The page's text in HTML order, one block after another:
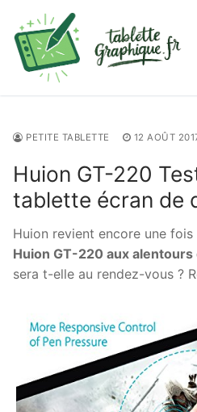
contenu
PETITE TABLETTE 12 AOÛT
Huion GT-220
tablette écran de
Huion revient encore une fois
Huion GT-220 aux
sera t-elle au rendez-vous ?